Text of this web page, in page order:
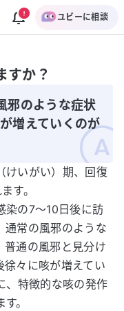
ユビーに相談
すか？
邪のような症状
増えていくのが
けいがい）期、回復
す。
染の7～10日後に訪
通常の風邪のような
普通の風邪と見分け
徐々に咳が増えてい
、特徴的な咳の発作
。